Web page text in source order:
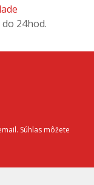
24hod.
Súhlas môžete